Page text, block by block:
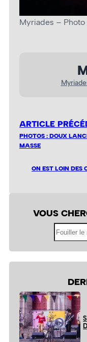
Myriades –
ARTICLE
PHOTOS : DOUX
MASSE
ON EST LOIN DES
VOUS